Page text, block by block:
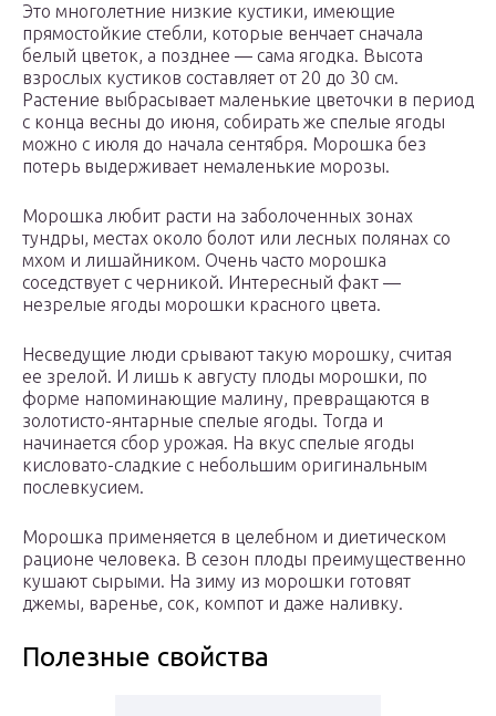
Это многолетние низкие кустики, имеющие
прямостойкие стебли, которые венчает сначала
белый цветок, а позднее — сама ягодка. Высота
взрослых кустиков составляет от 20 до 30 см.
Растение выбрасывает маленькие цветочки в период
с конца весны до июня, собирать же спелые ягоды
можно с июля до начала сентября. Морошка без
потерь выдерживает немаленькие морозы.
Морошка любит расти на заболоченных зонах
тундры, местах около болот или лесных полянах со
мхом и лишайником. Очень часто морошка
соседствует с черникой. Интересный факт —
незрелые ягоды морошки красного цвета.
Несведущие люди срывают такую морошку, считая
ее зрелой. И лишь к августу плоды морошки, по
форме напоминающие малину, превращаются в
золотисто-янтарные спелые ягоды. Тогда и
начинается сбор урожая. На вкус спелые ягоды
кисловато-сладкие с небольшим оригинальным
послевкусием.
Морошка применяется в целебном и диетическом
рационе человека. В сезон плоды преимущественно
кушают сырыми. На зиму из морошки готовят
джемы, варенье, сок, компот и даже наливку.
Полезные свойства